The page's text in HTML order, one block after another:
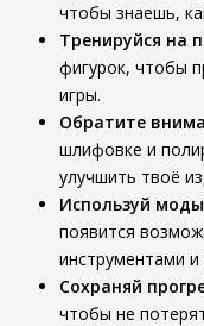
чтобы знаешь,
Тренируйся на
фигурок, чтобы
игры.
Обратите
шлифовке и
улучшить твоё
Используй моды
появится
инструментами и
Сохраняй
чтобы не